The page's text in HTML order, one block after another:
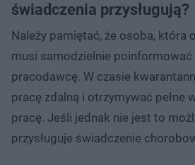
świadczenia przysługują?
Należy pamiętać, że osoba, która
musi samodzielnie
pracodawcę. W czasie
pracę zdalną i otrzymywać pełne
pracę. Jeśli jednak nie jest to
przysługuje świadczenie